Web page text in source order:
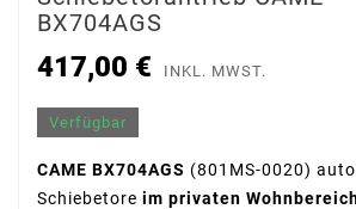
BX704AGS
417,00 € INKL. MWST.
Verfügbar
CAME BX704AGS (801MS-0020)
Schiebetore im privaten